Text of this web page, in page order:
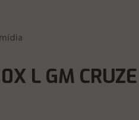
L GM